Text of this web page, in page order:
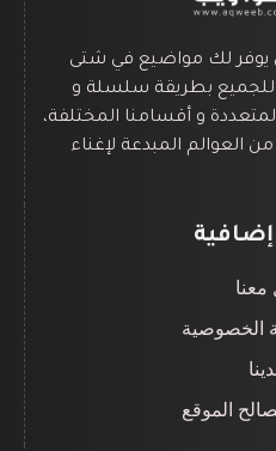
يوفر لك مواضيع في شتى
للجميع بطريقة سلسلة و
و أقسامنا المختلفة،
العوالم المبدعة لإغناء
الخصوصية
الموقع